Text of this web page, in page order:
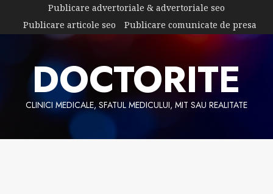
content
Publicare advertoriale & advertoriale seo
Publicare articole seo
Publicare comunicate de presa
DOCTORITE
CLINICI MEDICALE, SFATUL MEDICULUI, MIT SAU REALITATE